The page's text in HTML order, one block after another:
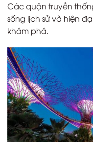
Các quận truyền
sống lịch sử và hiện
khám phá.